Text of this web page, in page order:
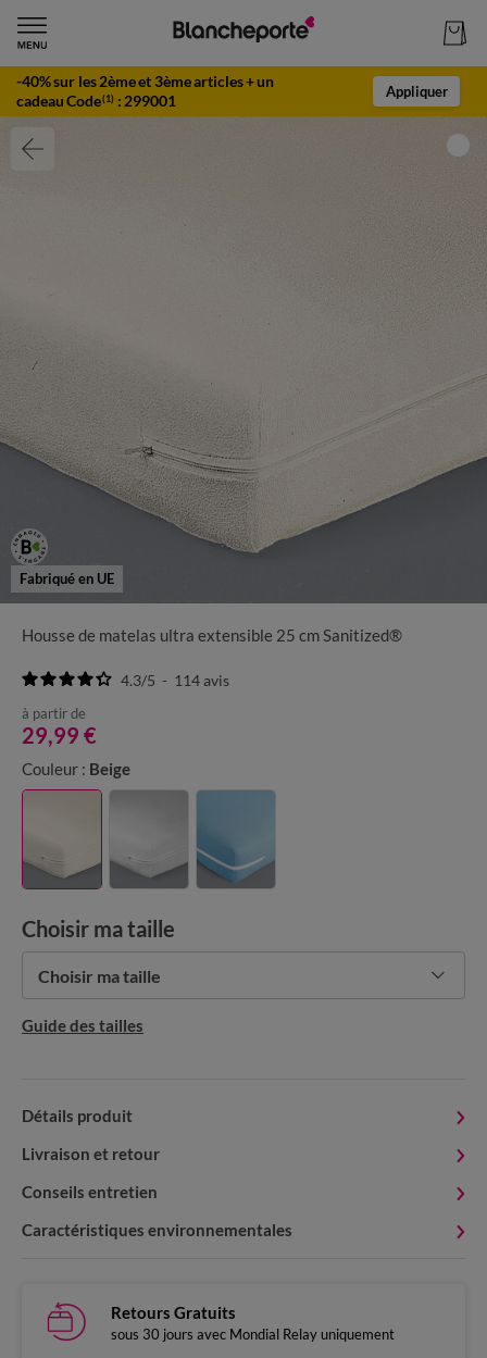
-40% sur les 2ème et 3ème articles + un
cadeau Code(1) : 299001
Appliquer
Fabriqué en UE
Housse de matelas ultra extensible 25 cm Sanitized®
4.3/5 - 114avis
à partir de
29,99 €
Couleur : Beige
Choisir ma taille
Choisir ma taille
Guide des tailles
Détails produit
Livraison et retour
Conseils entretien
Caractéristiques environnementales
Retours Gratuits
sous 30 jours avec Mondial Relay uniquement